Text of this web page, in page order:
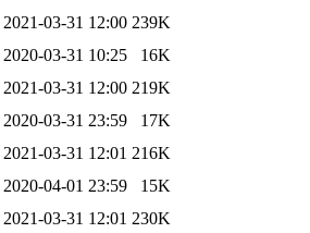
2021-03-31 12:00 239K
2020-03-31 10:25
16K
2021-03-31 12:00 219K
2020-03-31 23:59
17K
2021-03-31 12:01 216K
2020-04-01 23:59
15K
2021-03-31 12:01 230K